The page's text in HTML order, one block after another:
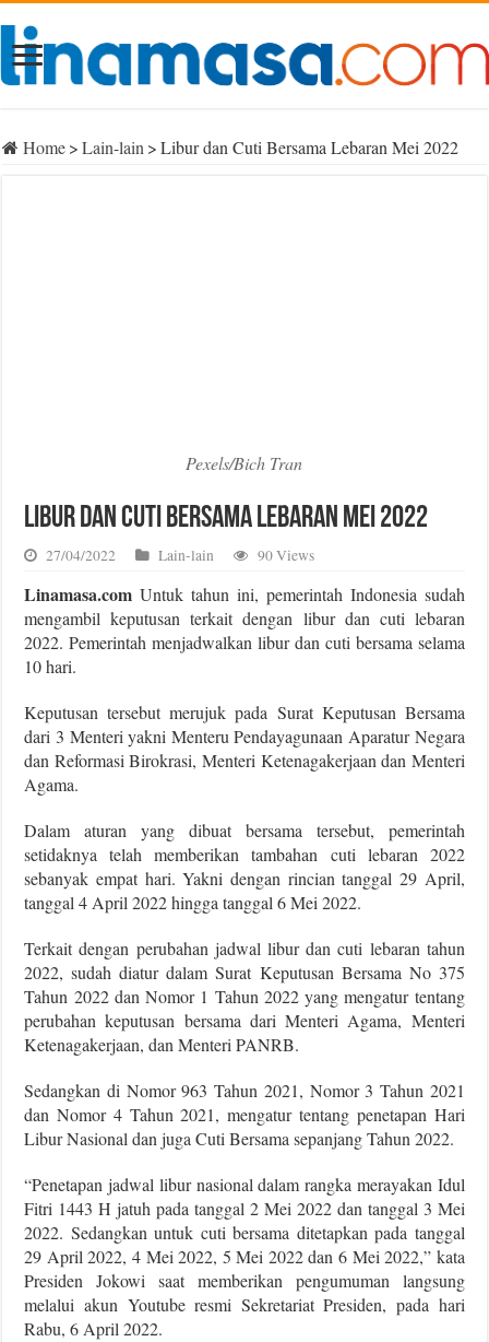
Home> Lain-lain > Libur dan Cuti Bersama Lebaran Mei 2022
Pexels/Bich Tran
Libur dan Cuti Bersama Lebaran Mei 2022
27/04/2022 Lain-lain 90 Views
Linamasa.com Untuk tahun ini, pemerintah Indonesia sudah
mengambil keputusan terkait dengan libur dan cuti lebaran
2022. Pemerintah menjadwalkan libur dan cuti bersama selama
10 hari.
Keputusan tersebut merujuk pada Surat Keputusan Bersama
dari 3 Menteri yakni Menteru Pendayagunaan Aparatur Negara
dan Reformasi Birokrasi, Menteri Ketenagakerjaan dan Menteri
Agama.
Dalam aturan yang dibuat bersama tersebut, pemerintah
setidaknya telah memberikan tambahan cuti lebaran 2022
sebanyak empat hari. Yakni dengan rincian tanggal 29 April,
tanggal 4 April 2022 hingga tanggal 6 Mei 2022.
Terkait dengan perubahan jadwal libur dan cuti lebaran tahun
2022, sudah diatur dalam Surat Keputusan Bersama No 375
Tahun 2022 dan Nomor 1 Tahun 2022 yang mengatur tentang
perubahan keputusan bersama dari Menteri Agama, Menteri
Ketenagakerjaan, dan Menteri PANRB.
Sedangkan di Nomor 963 Tahun 2021, Nomor 3 Tahun 2021
dan Nomor 4 Tahun 2021, mengatur tentang penetapan Hari
Libur Nasional dan juga Cuti Bersama sepanjang Tahun 2022.
“Penetapan jadwal libur nasional dalam rangka merayakan Idul
Fitri 1443 H jatuh pada tanggal 2 Mei 2022 dan tanggal 3 Mei
2022. Sedangkan untuk cuti bersama ditetapkan pada tanggal
29 April 2022, 4 Mei 2022, 5 Mei 2022 dan 6 Mei 2022,” kata
Presiden Jokowi saat memberikan pengumuman langsung
melalui akun Youtube resmi Sekretariat Presiden, pada hari
Rabu, 6 April 2022.